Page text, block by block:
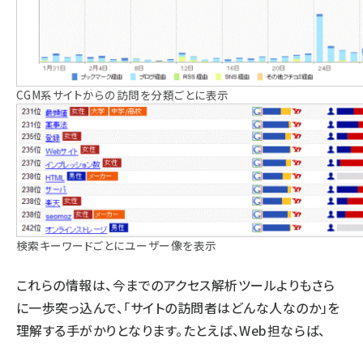
CGM系サイトからの訪問を分類ごとに表示
検索キーワードごとにユーザー像を表示
これらの情報は、今までのアクセス解析ツールよりもさら
に一歩突っ込んで、「サイトの訪問者はどんな人なのか」を
理解する手がかりとなります。たとえば、Web担ならば、